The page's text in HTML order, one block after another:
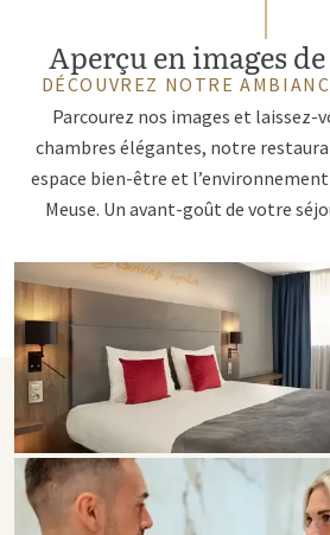
Aperçu en images
DÉCOUVREZ NOTRE
Parcourez nos images et laissez-
chambres élégantes, notre
espace bien-être et
Meuse. Un avant-goût de votre